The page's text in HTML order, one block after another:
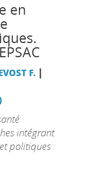
en
F. |
intégrant
politiques